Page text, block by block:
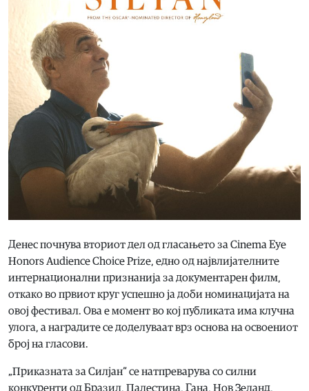
Денес почнува вториот дел од гласањето за Cinema Eye
Honors Audience Choice Prize, едно од највлијателните
интернационални признанија за документарен филм,
откако во првиот круг успешно ја доби номинацијата на
овој фестивал. Ова е момент во кој публиката има клучна
улога, а наградите се доделуваат врз основа на освоениот
број на гласови.
„Приказната за Силјан“ се натпреварува со силни
конкуренти од Бразил, Палестина, Гана, Нов Зеланд,